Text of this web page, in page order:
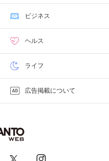
ビジネス
ヘルス
ライフ
広告掲載について